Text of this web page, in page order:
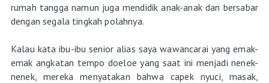
rumah tangga namun juga mendidik anak-anak dan bersabar
dengan segala tingkah polahnya.
Kalau kata ibu-ibu senior alias saya wawancarai yang emak-
emak angkatan tempo doeloe yang saat ini menjadi nenek-
nenek, mereka menyatakan bahwa capek nyuci, masak,